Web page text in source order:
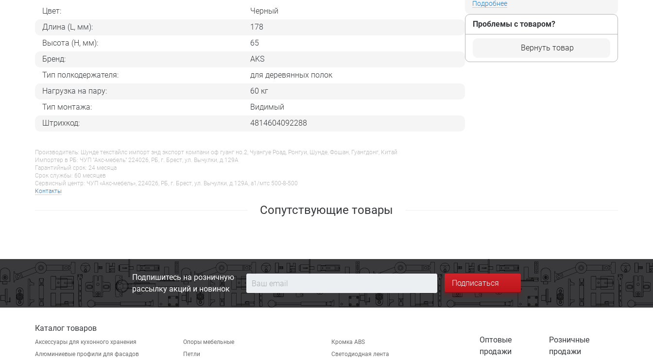
Цвет:
Черный
Длина (L, мм):
178
Высота (H, мм):
65
Бренд:
AKS
Тип полкодержателя:
для деревянных полок
Нагрузка на пару:
60 кг
Тип монтажа:
Видимый
Штрихкод:
4814604092288
Производитель: Шунде текстайлс импорт энд экспорт компани оф гуанг но.2, Чуангуе Роад, Ронгуи, Шунде, Фошан, Гуангдонг, Китай
Импортер в РБ: ЧУП "Акс-мебель" 224026, РБ, г. Брест, ул. Вычулки, д.129А
Гарантийный срок: 24 месяца
Срок службы: 60 месяцев
Сервисный центр: ЧУП «Акс-мебель», 224026, РБ, г. Брест, ул. Вычулки, д.129А, a1/мтс 500-8-500
Контакты
Подробнее
Проблемы с товаром?
Вернуть товар
Сопутствующие товары
Подпишитесь на розничную
рассылку акций и новинок
Подписаться
Каталог товаров
Аксессуары для кухонного хранения
Алюминиевые профили для фасадов
Опоры мебельные
Петли
Кромка ABS
Светодиодная лента
Оптовые
продажи
Розничные
продажи